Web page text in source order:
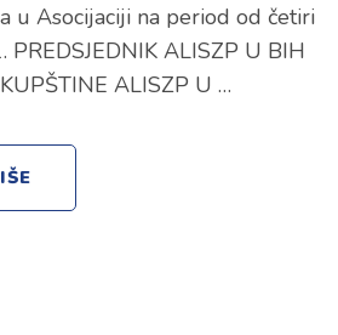
u Asocijaciji na period od četiri
PREDSJEDNIK ALISZP U BIH
ALISZP U …